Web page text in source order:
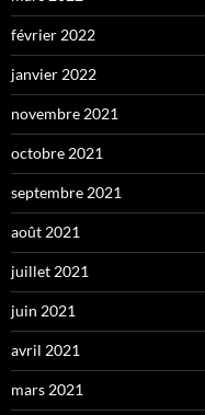
février 2022
janvier 2022
novembre 2021
octobre 2021
septembre 2021
août 2021
juillet 2021
juin 2021
avril 2021
mars 2021